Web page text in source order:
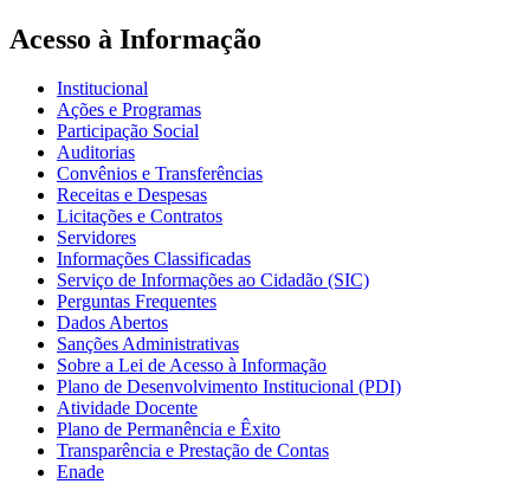
Acesso à Informação
Institucional
Ações e Programas
Participação Social
Auditorias
Convênios e Transferências
Receitas e Despesas
Licitações e Contratos
Servidores
Informações Classificadas
Serviço de Informações ao Cidadão (SIC)
Perguntas Frequentes
Dados Abertos
Sanções Administrativas
Sobre a Lei de Acesso à Informação
Plano de Desenvolvimento Institucional (PDI)
Atividade Docente
Plano de Permanência e Êxito
Transparência e Prestação de Contas
Enade